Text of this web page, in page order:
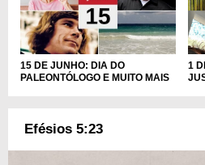
15 DE JUNHO: DIA DO
PALEONTÓLOGO E MUITO MAIS
1
Efésios 5:23